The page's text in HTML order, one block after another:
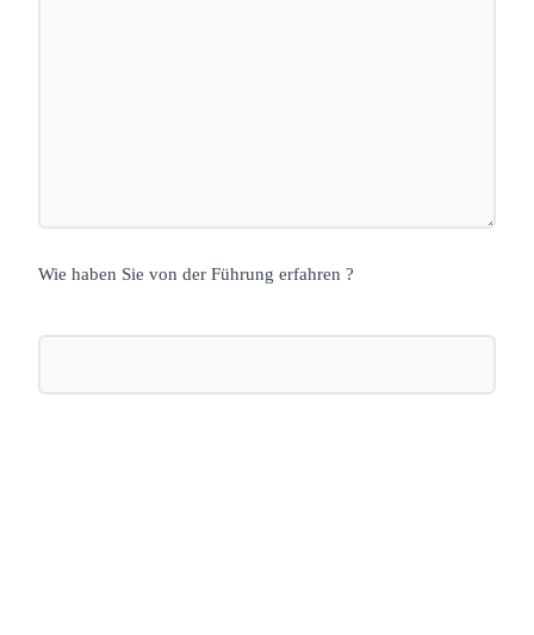
Wie haben Sie von der Führung erfahren ?